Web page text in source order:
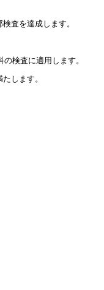
査を達成します。
検査に適用します。
します。